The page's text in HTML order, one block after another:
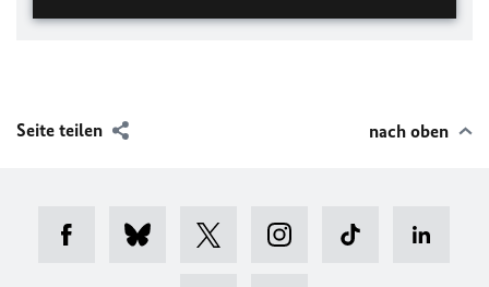
Seite teilen nach oben